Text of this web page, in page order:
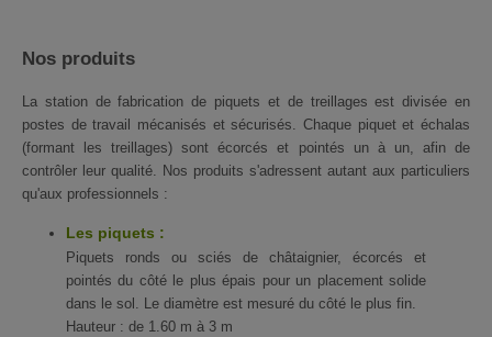
Nos produits
La station de fabrication de piquets et de treillages est divisée en
postes de travail mécanisés et sécurisés. Chaque piquet et échalas
(formant les treillages) sont écorcés et pointés un à un, afin de
contrôler leur qualité. Nos produits s'adressent autant aux particuliers
qu'aux professionnels :
Les piquets :
Piquets ronds ou sciés de châtaignier, écorcés et
pointés du côté le plus épais pour un placement solide
dans le sol. Le diamètre est mesuré du côté le plus fin.
Hauteur : de 1.60 m à 3 m